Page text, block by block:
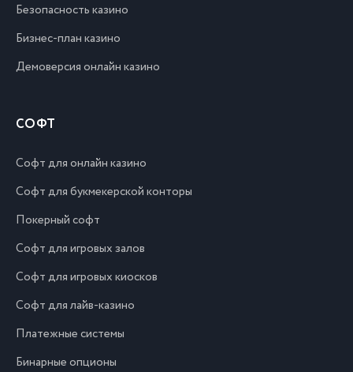
Безопасность казино
Бизнес-план казино
Демоверсия онлайн казино
СОФТ
Софт для онлайн казино
Софт для букмекерской конторы
Покерный софт
Софт для игровых залов
Софт для игровых киосков
Софт для лайв-казино
Платежные системы
Бинарные опционы